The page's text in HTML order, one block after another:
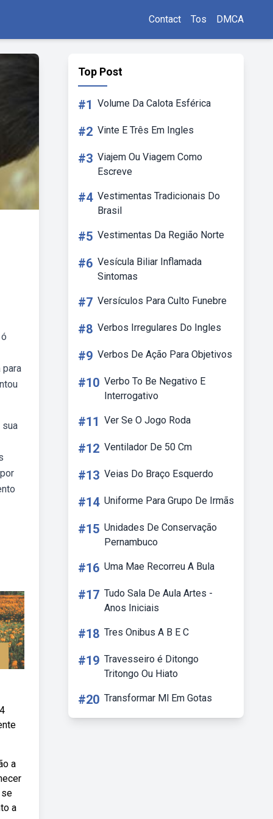
Contact Tos DMCA
para
sua
a
se
a
Top Post
#1 Volume Da Calota Esférica
#2 Vinte E Três Em Ingles
#3 Viajem Ou Viagem Como
Escreve
#4 Vestimentas Tradicionais Do
Brasil
#5 Vestimentas Da Região Norte
#6 Vesícula Biliar Inflamada
Sintomas
#7 Versículos Para Culto Funebre
#8 Verbos Irregulares Do Ingles
#9 Verbos De Ação Para Objetivos
#10 Verbo To Be Negativo E
Interrogativo
#11 Ver Se O Jogo Roda
#12 Ventilador De 50 Cm
#13 Veias Do Braço Esquerdo
#14 Uniforme Para Grupo De Irmãs
#15 Unidades De Conservação
Pernambuco
#16 Uma Mae Recorreu A Bula
#17 Tudo Sala De Aula Artes -
Anos Iniciais
#18 Tres Onibus A B E C
#19 Travesseiro é Ditongo
Tritongo Ou Hiato
#20 Transformar Ml Em Gotas